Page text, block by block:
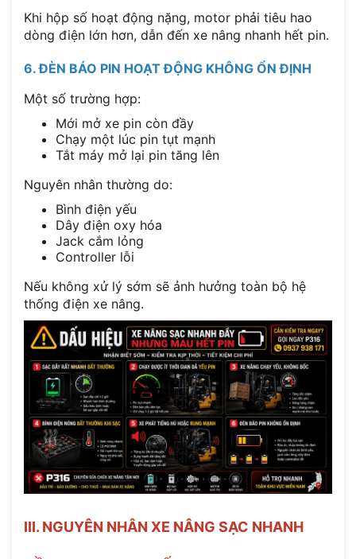
Khi hộp số hoạt động nặng, motor phải tiêu hao
dòng điện lớn hơn, dẫn đến xe nâng nhanh hết pin.
6. ĐÈN BÁO PIN HOẠT ĐỘNG KHÔNG ỔN ĐỊNH
Một số trường hợp:
Mới mở xe pin còn đầy
Chạy một lúc pin tụt mạnh
Tắt máy mở lại pin tăng lên
Nguyên nhân thường do:
Bình điện yếu
Dây điện oxy hóa
Jack cắm lỏng
Controller lỗi
Nếu không xử lý sớm sẽ ảnh hưởng toàn bộ hệ
thống điện xe nâng.
III. NGUYÊN NHÂN XE NÂNG SẠC NHANH